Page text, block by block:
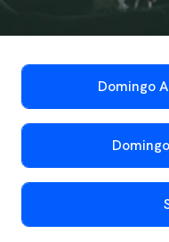
Domingo